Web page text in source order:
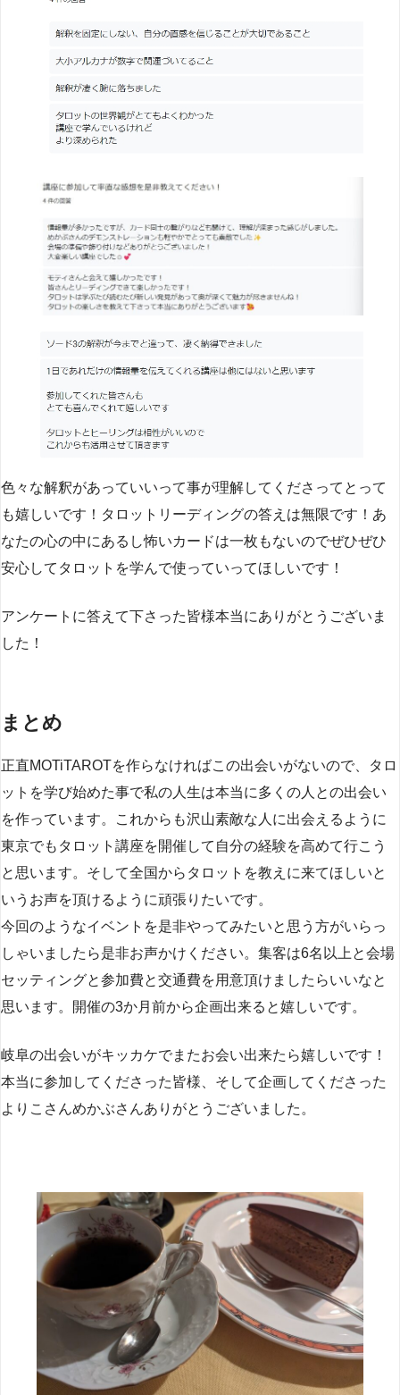
色々な解釈があっていいって事が理解してくださってとって
も嬉しいです！タロットリーディングの答えは無限です！あ
なたの心の中にあるし怖いカードは一枚もないのでぜひぜひ
安心してタロットを学んで使っていってほしいです！
アンケートに答えて下さった皆様本当にありがとうございま
した！
まとめ
正直MOTiTAROTを作らなければこの出会いがないので、タロ
ットを学び始めた事で私の人生は本当に多くの人との出会い
を作っています。これからも沢山素敵な人に出会えるように
東京でもタロット講座を開催して自分の経験を高めて行こう
と思います。そして全国からタロットを教えに来てほしいと
いうお声を頂けるように頑張りたいです。
今回のようなイベントを是非やってみたいと思う方がいらっ
しゃいましたら是非お声かけください。集客は6名以上と会場
セッティングと参加費と交通費を用意頂けましたらいいなと
思います。開催の3か月前から企画出来ると嬉しいです。
岐阜の出会いがキッカケでまたお会い出来たら嬉しいです！
本当に参加してくださった皆様、そして企画してくださった
よりこさんめかぶさんありがとうございました。